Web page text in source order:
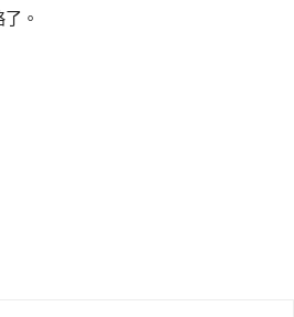
。